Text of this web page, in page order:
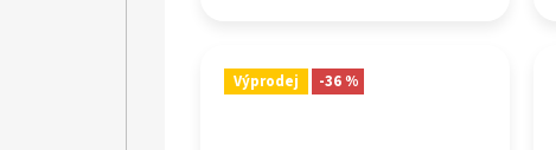
Výprodej -36 %